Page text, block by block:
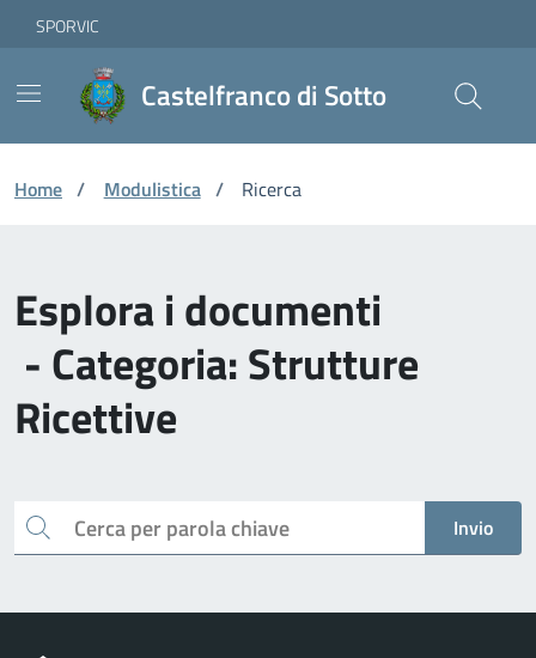
Skip to Main Content
Vai ai contenuti
Vai al footer
SPORVIC
Castelfranco di Sotto
Home / Modulistica / Ricerca
Esplora i documenti
- Categoria: Strutture
Ricettive
Cerca Invio